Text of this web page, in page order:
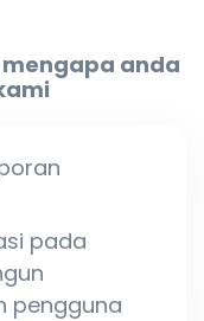
anda
pada
pengguna